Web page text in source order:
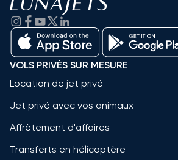
VOLS PRIVÉS SUR MESURE
Location de jet privé
Jet privé avec vos animaux
Affrètement d'affaires
Transferts en hélicoptère